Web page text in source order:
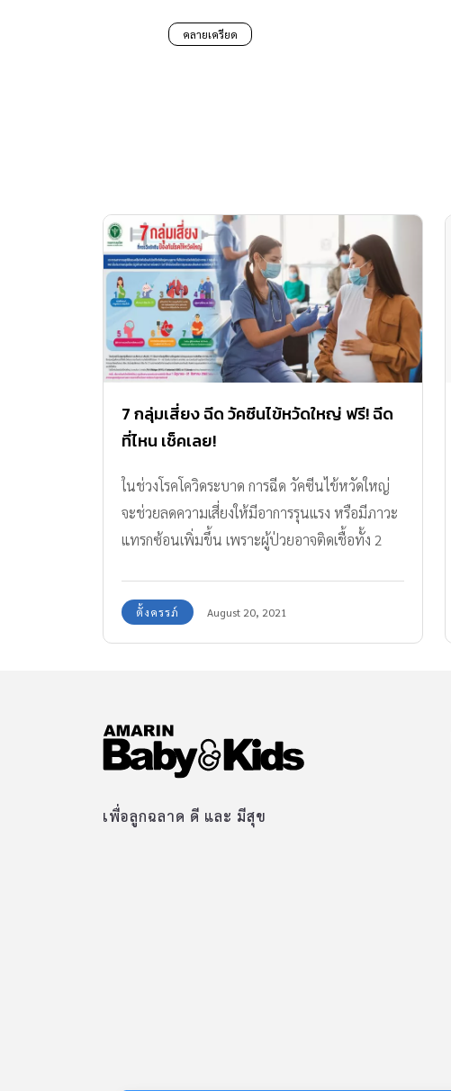
คลายเครียด
7 กลุ่มเสี่ยง ฉีด วัคซีนไข้หวัดใหญ่ ฟรี! ฉีด
ที่ไหน เช็คเลย!
ในช่วงโรคโควิดระบาด การฉีด วัคซีนไข้หวัดใหญ่
จะช่วยลดความเสี่ยงให้มีอาการรุนแรง หรือมีภาวะ
แทรกซ้อนเพิ่มขึ้น เพราะผู้ป่วยอาจติดเชื้อทั้ง 2
ตั้งครรภ์ August 20, 2021
เพื่อลูกฉลาด ดี และ มีสุข